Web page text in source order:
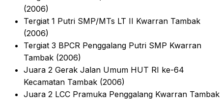
(2006)
Tergiat 1 Putri SMP/MTs LT II Kwarran Tambak
(2006)
Tergiat 3 BPCR Penggalang Putri SMP Kwarran
Tambak (2006)
Juara 2 Gerak Jalan Umum HUT RI ke-64
Kecamatan Tambak (2006)
Juara 2 LCC Pramuka Penggalang Kwarran Tambak